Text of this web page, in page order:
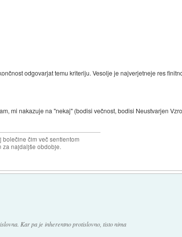
odgovarjat temu kriteriju. Vesolje je najverjetneje res
mi nakazuje na "nekaj" (bodisi večnost, bodisi Neustvarjen
čim več sentientom
za najdaljše obdobje.
Kar pa je inherentno protislovno, tisto nima